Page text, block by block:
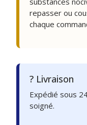
repasser ou
chaque
? Livraison
Expédié sous
soigné.